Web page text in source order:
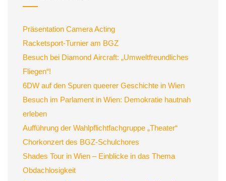
Präsentation Camera Acting
Racketsport-Turnier am BGZ
Besuch bei Diamond Aircraft: „Umweltfreundliches
Fliegen“!
6DW auf den Spuren queerer Geschichte in Wien
Besuch im Parlament in Wien: Demokratie hautnah
erleben
Aufführung der Wahlpflichtfachgruppe „Theater“
Chorkonzert des BGZ-Schulchores
Shades Tour in Wien – Einblicke in das Thema
Obdachlosigkeit